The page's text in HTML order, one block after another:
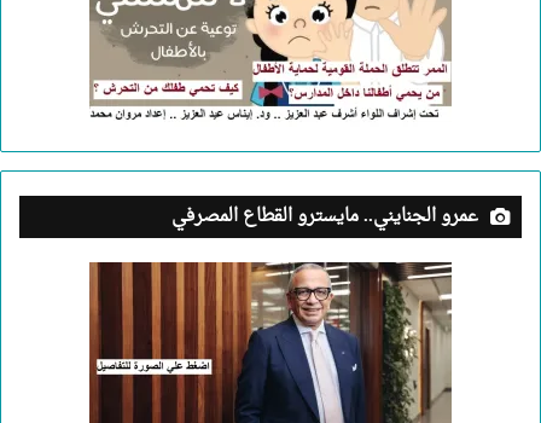
عمرو الجنايني.. مايسترو القطاع المصرفي